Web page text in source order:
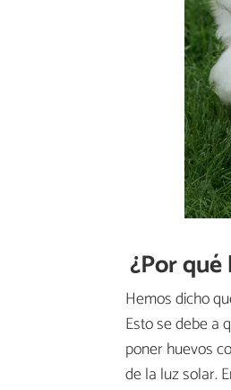
¿Por
Hemos dicho
Esto se debe a
poner huevos
de la luz solar.